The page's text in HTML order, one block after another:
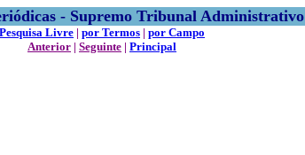
- Supremo Tribunal Administrativo
Pesquisa Livre | por Termos | por Campo
Anterior | Seguinte | Principal